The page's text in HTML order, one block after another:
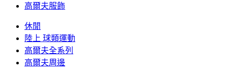
高爾夫服飾
休閒
陸上 球類運動
高爾夫全系列
高爾夫周邊